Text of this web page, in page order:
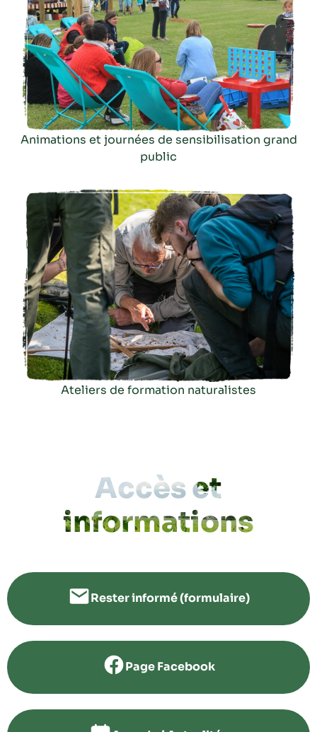
Animations et journées de sensibilisation grand
public
Ateliers de formation naturalistes
Accès et
informations
Rester informé (formulaire)
Page Facebook